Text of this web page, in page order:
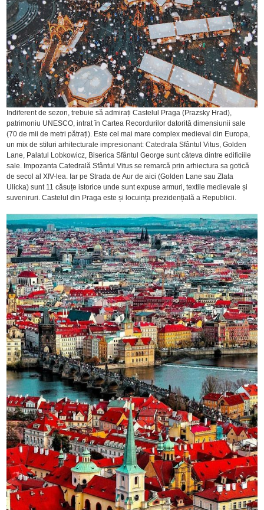
Indiferent de sezon, trebuie să admirați Castelul Praga (Prazsky Hrad),
patrimoniu UNESCO, intrat în Cartea Recordurilor datorită dimensiunii sale
(70 de mii de metri pătrați). Este cel mai mare complex medieval din Europa,
un mix de stiluri arhitecturale impresionant: Catedrala Sfântul Vitus, Golden
Lane, Palatul Lobkowicz, Biserica Sfântul George sunt câteva dintre edificiile
sale. Impozanta Catedrală Sfântul Vitus se remarcă prin arhiectura sa gotică
de secol al XIV-lea. Iar pe Strada de Aur de aici (Golden Lane sau Zlata
Ulicka) sunt 11 căsuțe istorice unde sunt expuse armuri, textile medievale și
suveniruri. Castelul din Praga este și locuința prezidențială a Republicii.